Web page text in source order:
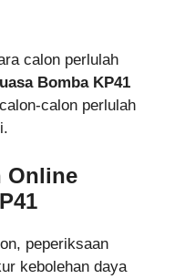
calon perlulah
Bomba KP41
calon perlulah
Online
peperiksaan
kebolehan daya